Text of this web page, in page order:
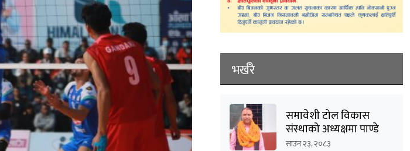
भर्खरै
समावेशी टोल विकास
संस्थाको अध्यक्षमा पाण्डे
साउन २३, २०८३